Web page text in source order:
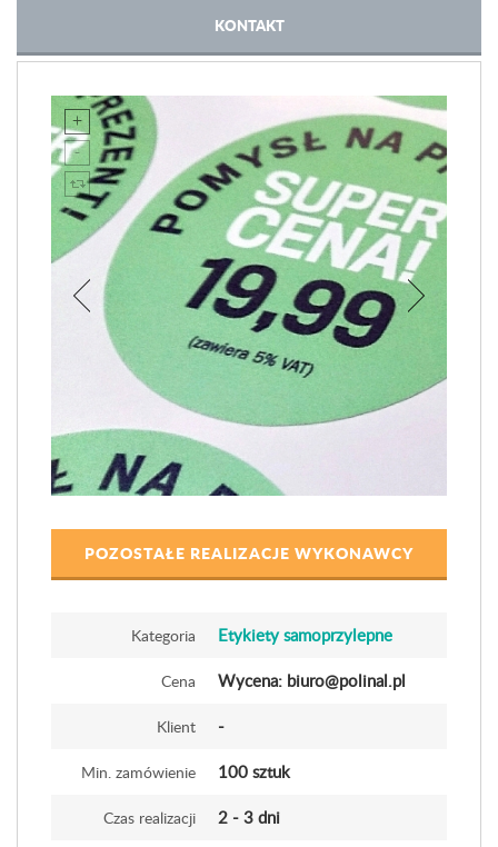
KONTAKT
POZOSTAŁE REALIZACJE WYKONAWCY
Kategoria Etykiety samoprzylepne
Cena Wycena: biuro@polinal.pl
Klient -
Min. zamówienie 100 sztuk
Czas realizacji 2 - 3 dni